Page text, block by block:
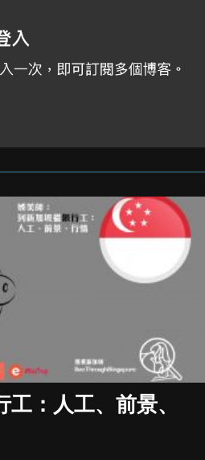
：人工、前景、